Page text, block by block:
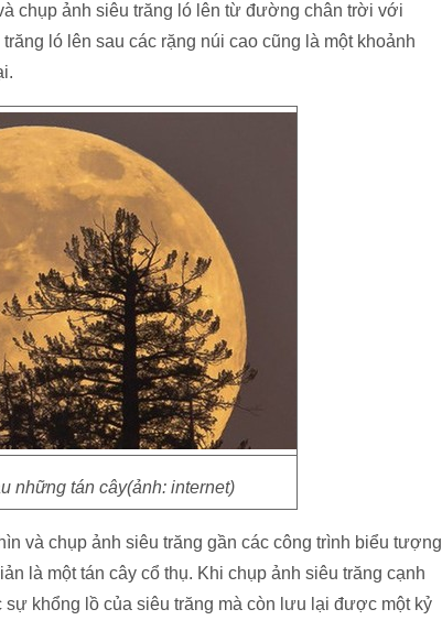
chụp ảnh siêu trăng ló lên từ đường chân trời với
ló lên sau các rặng núi cao cũng là một khoảnh
những tán cây(ảnh: internet)
và chụp ảnh siêu trăng gần các công trình biểu tượng
là một tán cây cổ thụ. Khi chụp ảnh siêu trăng cạnh
khổng lồ của siêu trăng mà còn lưu lại được một kỷ